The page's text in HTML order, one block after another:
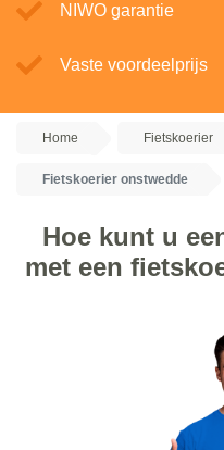
NIWO garantie
Vaste voordeelprijs
Home Fietskoerier
Fietskoerier onstwedde
Hoe kunt u
met een